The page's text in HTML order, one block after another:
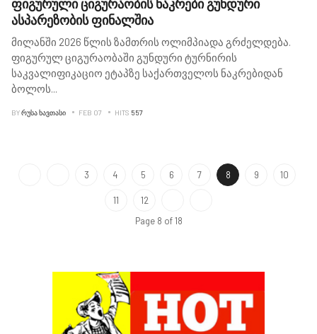
ფიგურული ციგურაობის ნაკრები გუნდური
ასპარეზობის ფინალშია
მილანში 2026 წლის ზამთრის ოლიმპიადა გრძელდება.
ფიგურულ ციგურაობაში გუნდური ტურნირის
საკვალიფიკაციო ეტაპზე საქართველოს ნაკრებიდან
ბოლოს
BYᲠᲣᲡᲐ ᲮᲐᲕᲗᲐᲡᲘ FEB 07 HITS 557
3 4 5 6 7 8 9 10
11
12
Page 8 of 18